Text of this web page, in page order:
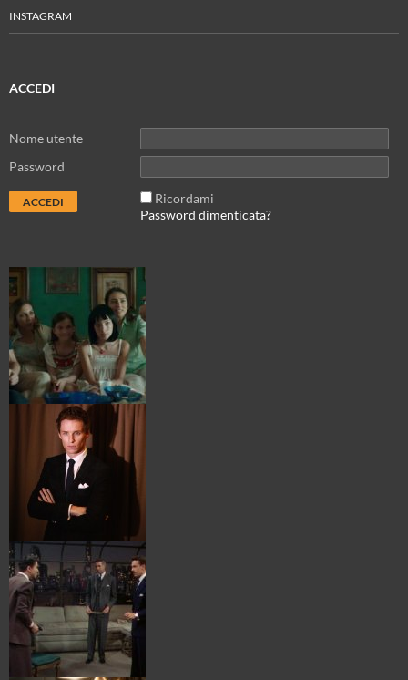
INSTAGRAM
ACCEDI
Nome utente
Password
Ricordami
Password dimenticata?